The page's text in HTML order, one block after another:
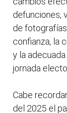
defunciones,
de
confianza, la
y la
jornada
Cabe
del 2025 el